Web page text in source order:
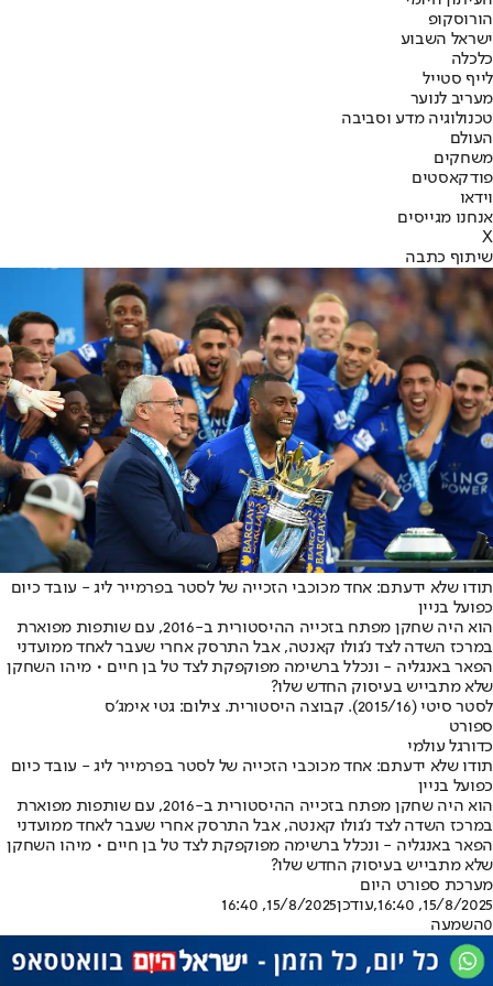
הורוסקופ
ישראל השבוע
כלכלה
לייף סטייל
מעריב לנוער
טכנולוגיה מדע וסביבה
העולם
משחקים
פודקאסטים
וידאו
אנחנו מגייסים
X
שיתוף כתבה
תודו שלא ידעתם: אחד מכוכבי הזכייה של לסטר בפרמייר ליג - עובד כיום
כפועל בניין
הוא היה שחקן מפתח בזכייה ההיסטורית ב-2016, עם שותפות מפוארת
במרכז השדה לצד נ’גולו קאנטה, אבל התרסק אחרי שעבר לאחד ממועדני
הפאר באנגליה - ונכלל ברשימה מפוקפקת לצד טל בן חיים • מיהו השחקן
שלא מתבייש בעיסוק החדש שלו?
לסטר סיטי (2015/16). קבוצה היסטורית. צילום: גטי אימג'ס
ספורט
כדורגל עולמי
תודו שלא ידעתם: אחד מכוכבי הזכייה של לסטר בפרמייר ליג - עובד כיום
כפועל בניין
הוא היה שחקן מפתח בזכייה ההיסטורית ב-2016, עם שותפות מפוארת
במרכז השדה לצד נ’גולו קאנטה, אבל התרסק אחרי שעבר לאחד ממועדני
הפאר באנגליה - ונכלל ברשימה מפוקפקת לצד טל בן חיים • מיהו השחקן
שלא מתבייש בעיסוק החדש שלו?
מערכת ספורט היום
15/8/2025, 16:40
,עודכן15/8/2025, 16:40
0השמעה